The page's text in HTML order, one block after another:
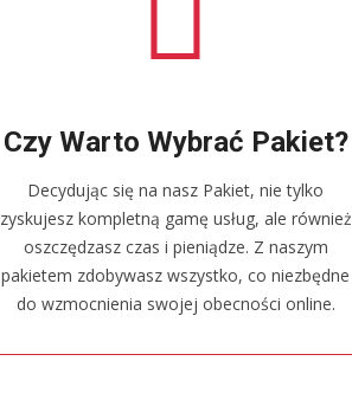
Czy Warto Wybrać Pakiet?
Decydując się na nasz Pakiet, nie tylko
zyskujesz kompletną gamę usług, ale również
oszczędzasz czas i pieniądze. Z naszym
pakietem zdobywasz wszystko, co niezbędne
do wzmocnienia swojej obecności online.